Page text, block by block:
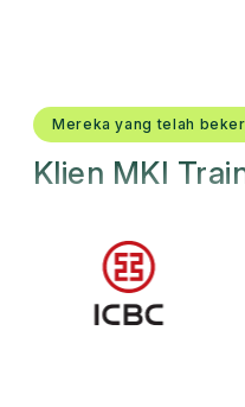
Mereka yang telah
Klien MKI